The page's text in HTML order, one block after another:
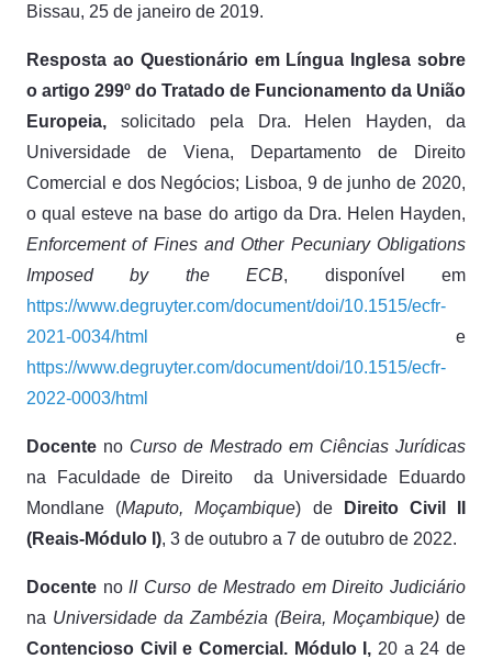
Bissau, 25 de janeiro de 2019.
Resposta ao Questionário em Língua Inglesa sobre
o artigo 299º do Tratado de Funcionamento da União
Europeia, solicitado pela Dra. Helen Hayden, da
Universidade de Viena, Departamento de Direito
Comercial e dos Negócios; Lisboa, 9 de junho de 2020,
o qual esteve na base do artigo da Dra. Helen Hayden,
Enforcement of Fines and Other Pecuniary Obligations
Imposed by the ECB, disponível em
https://www.degruyter.com/document/doi/10.1515/ecfr-
2021-0034/html
e
https://www.degruyter.com/document/doi/10.1515/ecfr-
2022-0003/html
Docente no Curso de Mestrado em Ciências Jurídicas
na Faculdade de Direito da Universidade Eduardo
Mondlane (Maputo, Moçambique) de
Direito Civil II
(Reais-Módulo I), 3 de outubro a 7 de outubro de 2022.
Docente no II Curso de Mestrado em Direito Judiciário
na Universidade da Zambézia (Beira, Moçambique) de
Contencioso Civil e Comercial. Módulo I, 20 a 24 de